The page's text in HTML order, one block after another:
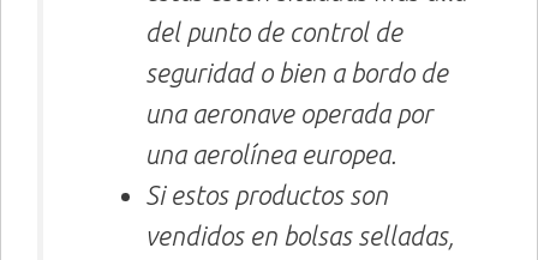
del punto de control de
seguridad o bien a bordo de
una aeronave operada por
una aerolínea europea.
Si estos productos son
vendidos en bolsas selladas,